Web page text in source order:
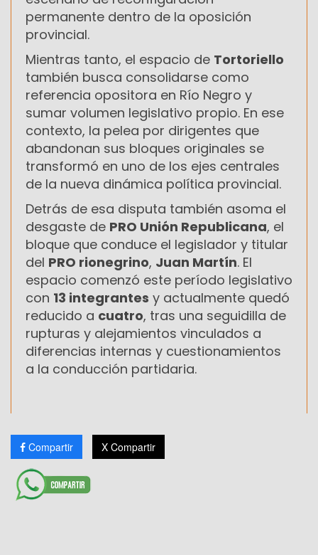
permanente dentro de la oposición
provincial.
Mientras tanto, el espacio de Tortoriello
también busca consolidarse como
referencia opositora en Río Negro y
sumar volumen legislativo propio. En ese
contexto, la pelea por dirigentes que
abandonan sus bloques originales se
transformó en uno de los ejes centrales
de la nueva dinámica política provincial.
Detrás de esa disputa también asoma el
desgaste de PRO Unión Republicana, el
bloque que conduce el legislador y titular
del PRO rionegrino, Juan Martín. El
espacio comenzó este período legislativo
con 13 integrantes y actualmente quedó
reducido a cuatro, tras una seguidilla de
rupturas y alejamientos vinculados a
diferencias internas y cuestionamientos
a la conducción partidaria.
Compartir X Compartir